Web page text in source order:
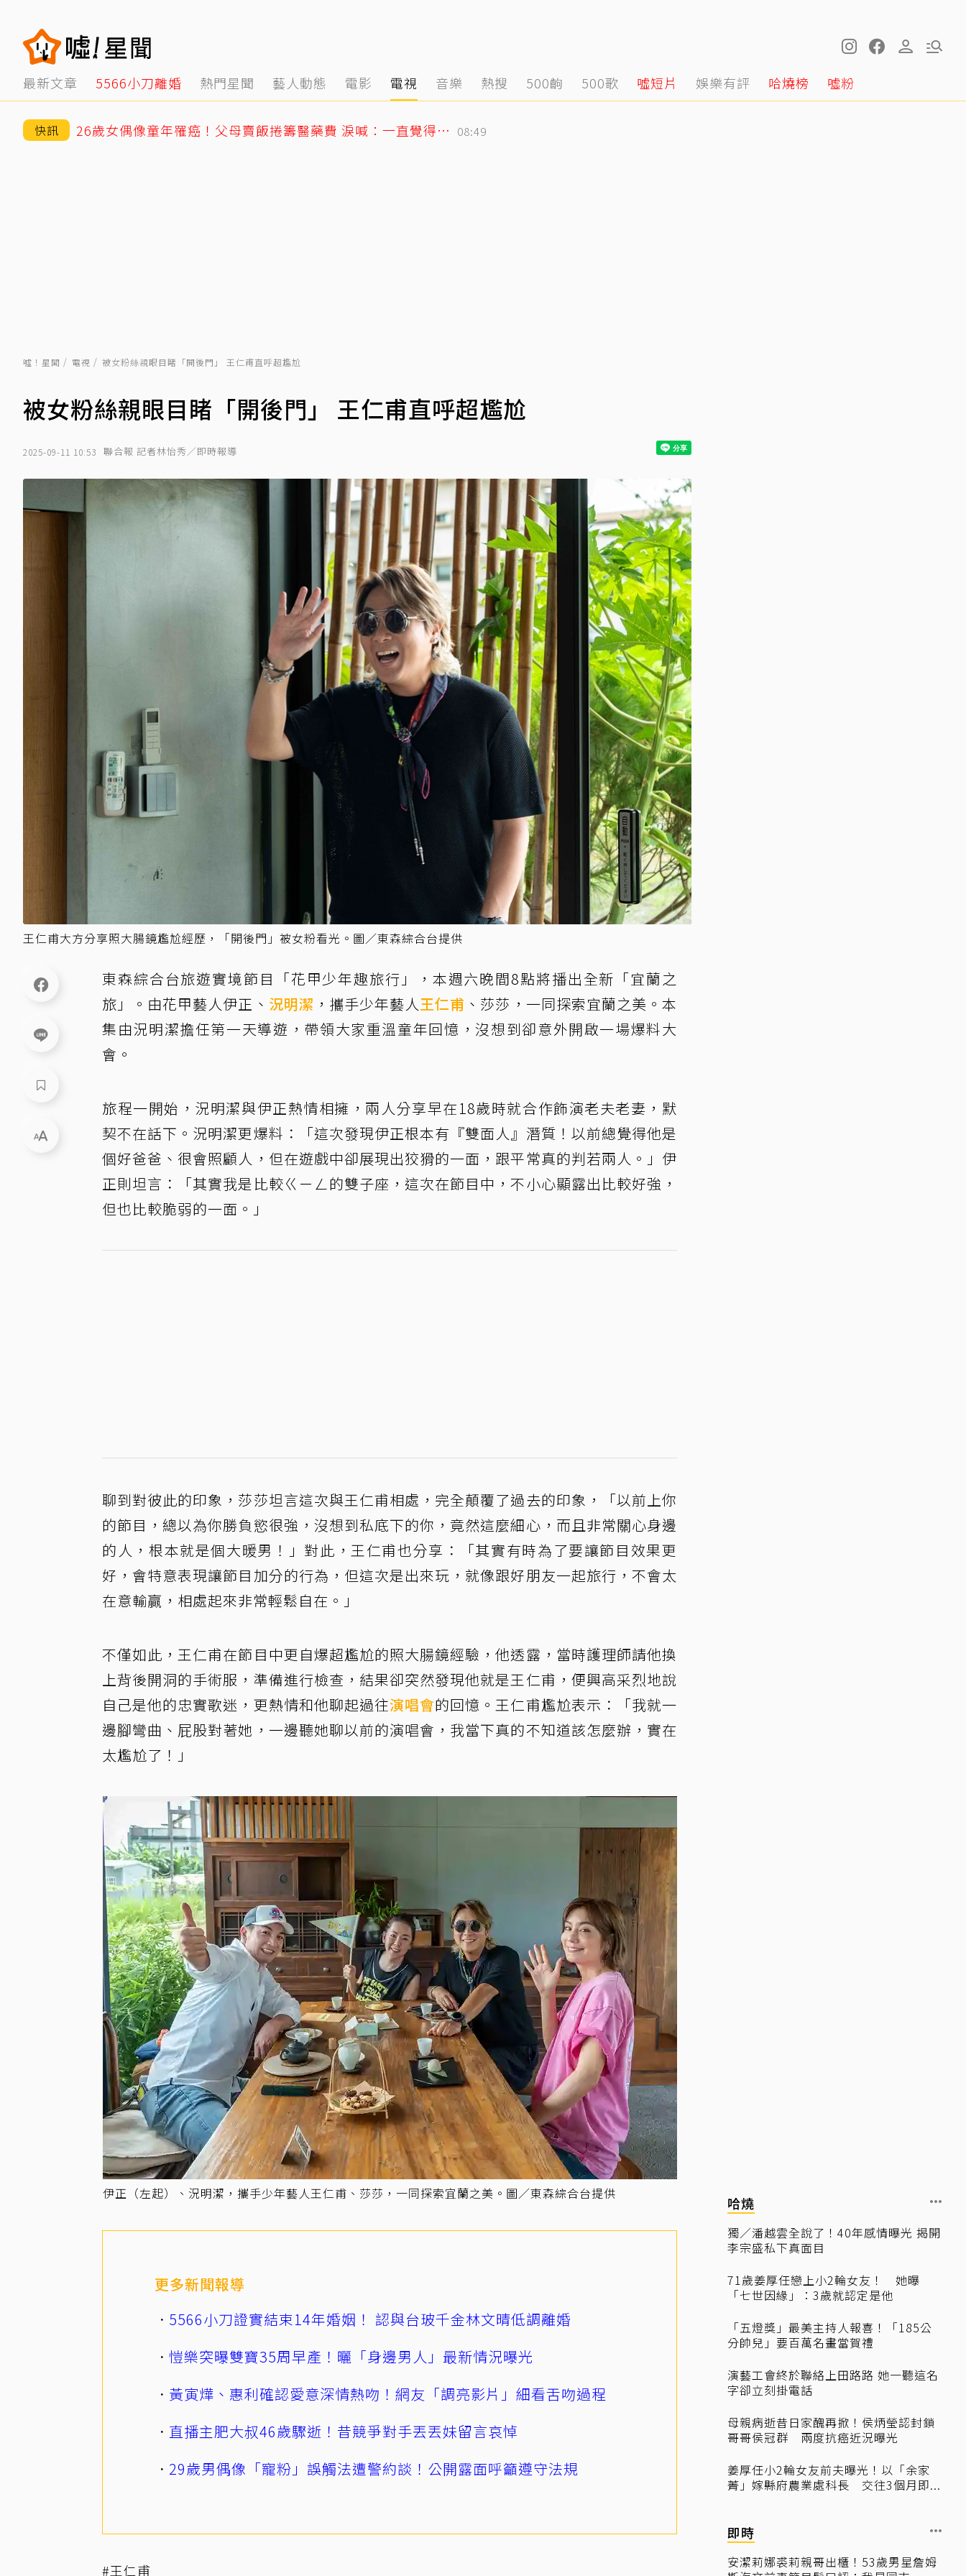
最新文章 5566小刀離婚 熱門星聞 藝人動態 電影 電視 音樂 熱搜 500齣 500歌 噓短片 娛樂有評 哈燒榜 噓粉
快訊 26歲女偶像童年罹癌！父母賣飯捲籌醫藥費 淚喊：一直覺得都是我的錯 08:49
噓！星聞 電視 被女粉絲親眼目睹「開後門」 王仁甫直呼超尷尬
被女粉絲親眼目睹「開後門」 王仁甫直呼超尷尬
2025-09-11 10:53 聯合報 記者林怡秀／即時報導
王仁甫大方分享照大腸鏡尷尬經歷，「開後門」被女粉看光。圖／東森綜合台提供
東森綜合台旅遊實境節目「花甲少年趣旅行」，本週六晚間8點將播出全新「宜蘭之
旅」。由花甲藝人伊正、 況明潔 ，攜手少年藝人王仁甫 、莎莎，一同探索宜蘭之美。本
集由況明潔擔任第一天導遊，帶領大家重溫童年回憶，沒想到卻意外開啟一場爆料大
會。
旅程一開始，況明潔與伊正熱情相擁，兩人分享早在18歲時就合作飾演老夫老妻，默
契不在話下。況明潔更爆料：「這次發現伊正根本有『雙面人』潛質！以前總覺得他是
個好爸爸、很會照顧人，但在遊戲中卻展現出狡猾的一面，跟平常真的判若兩人。」伊
正則坦言：「其實我是比較ㄍㄧㄥ的雙子座，這次在節目中，不小心顯露出比較好強，
但也比較脆弱的一面。」
聊到對彼此的印象，莎莎坦言這次與王仁甫相處，完全顛覆了過去的印象，「以前上你
的節目，總以為你勝負慾很強，沒想到私底下的你，竟然這麼細心，而且非常關心身邊
的人，根本就是個大暖男！」對此，王仁甫也分享：「其實有時為了要讓節目效果更
好，會特意表現讓節目加分的行為，但這次是出來玩，就像跟好朋友一起旅行，不會太
在意輸贏，相處起來非常輕鬆自在。」
不僅如此，王仁甫在節目中更自爆超尷尬的照大腸鏡經驗，他透露，當時護理師請他換
上背後開洞的手術服，準備進行檢查，結果卻突然發現他就是王仁甫，便興高采烈地說
自己是他的忠實歌迷，更熱情和他聊起過往演唱會的回憶。王仁甫尷尬表示：「我就一
邊腳彎曲、屁股對著她，一邊聽她聊以前的演唱會，我當下真的不知道該怎麼辦，實在
太尷尬了！」
伊正（左起）、況明潔，攜手少年藝人王仁甫、莎莎，一同探索宜蘭之美。圖／東森綜合台提供
更多新聞報導
5566小刀證實結束14年婚姻！ 認與台玻千金林文晴低調離婚
愷樂突曝雙寶35周早產！曬「身邊男人」最新情況曝光
黃寅燁、惠利確認愛意深情熱吻！網友「調亮影片」細看舌吻過程
直播主肥大叔46歲驟逝！昔競爭對手丟丟妹留言哀悼
29歲男偶像「寵粉」誤觸法遭警約談！公開露面呼籲遵守法規
#王仁甫
哈燒
獨／潘越雲全說了！40年感情曝光 揭開
李宗盛私下真面目
71歲姜厚任戀上小2輪女友！ 她曝
「七世因緣」：3歲就認定是他
「五燈獎」最美主持人報喜！「185公
分帥兒」要百萬名畫當賀禮
演藝工會終於聯絡上田路路 她一聽這名
字卻立刻掛電話
母親病逝昔日家醜再掀！侯炳瑩認封鎖
哥哥侯冠群 兩度抗癌近況曝光
姜厚任小2輪女友前夫曝光！以「余家
菁」嫁縣府農業處科長 交往3個月即...
即時
安潔莉娜裘莉親哥出櫃！53歲男星詹姆